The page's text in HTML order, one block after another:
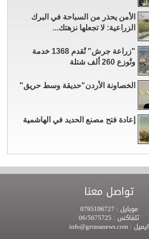
الأمن يحذر من السباحة في البرك
الزراعية: لا تجعلها نزهتك...
"زراعة جرش" تُقدم 1368 خدمة
وتُوزع 260 ألف شتلة
الخصاونة الأردن"حديقة وسط حريق"
إعادة فتح مصنع الحديد في الهاشمية
تواصل معنا
موبايل :
تلفاكس :
ايميل :